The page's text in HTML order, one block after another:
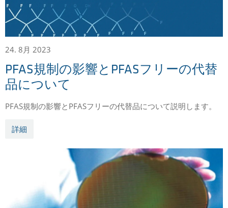
24. 8月 2023
PFAS規制の影響とPFASフリーの代替
品について
PFAS規制の影響とPFASフリーの代替品について説明します。
詳細